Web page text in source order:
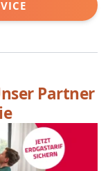
Partner